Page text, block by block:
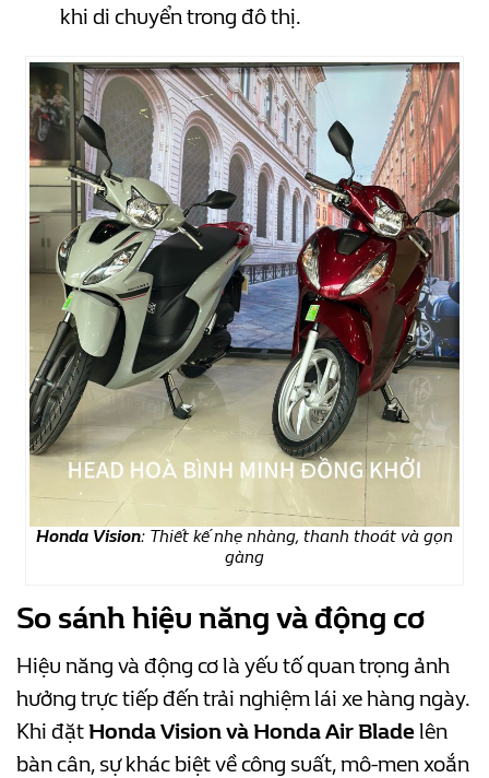
khi di chuyển trong đô thị.
Honda Vision: Thiết kế nhẹ nhàng, thanh thoát và gọn
gàng
So sánh hiệu năng và động cơ
Hiệu năng và động cơ là yếu tố quan trọng ảnh
hưởng trực tiếp đến trải nghiệm lái xe hàng ngày.
Khi đặtHonda Vision và Honda Air Blade lên
bàn cân, sự khác biệt về công suất, mô-men xoắn